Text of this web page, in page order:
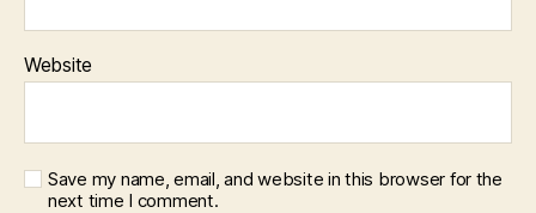
Website
Save my name, email, and website in this browser for the
next time I comment.